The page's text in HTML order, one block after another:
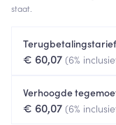
staat.
Terugbetalingstarief
€ 60,07 (6%
Verhoogde
€ 60,07 (6%